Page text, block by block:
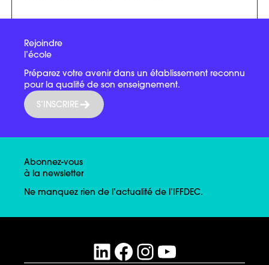
Rejoindre
l’école
Préparez votre avenir dans un établissement reconnu
pour la qualité de son enseignement.
S’INSCRIRE
Abonnez-vous
à la newsletter
Ne manquez rien de l’actualité de l’IFFDEC.
LinkedIn
Facebook
Instagram
YouTube